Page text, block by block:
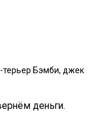
терьер Бэмби, джек
деньги.